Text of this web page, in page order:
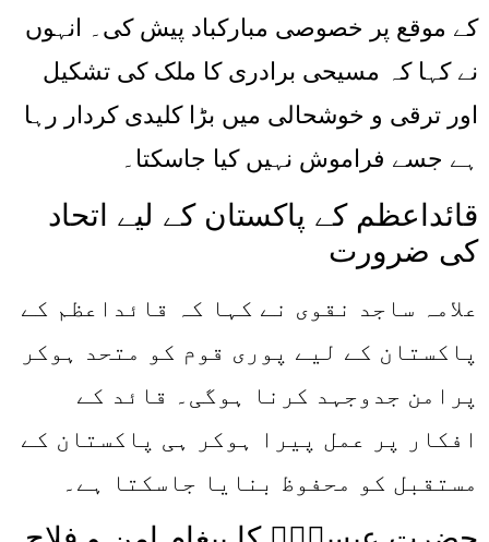
کے موقع پر خصوصی مبارکباد پیش کی۔ انہوں
نے کہا کہ مسیحی برادری کا ملک کی تشکیل
اور ترقی و خوشحالی میں بڑا کلیدی کردار رہا
ہے جسے فراموش نہیں کیا جاسکتا۔
قائداعظم کے پاکستان کے لیے اتحاد
کی ضرورت
علامہ ساجد نقوی نے کہا کہ قائداعظم کے
پاکستان کے لیے پوری قوم کو متحد ہوکر
پرامن جدوجہد کرنا ہوگی۔ قائد کے
افکار پر عمل پیرا ہوکر ہی پاکستان کے
مستقبل کو محفوظ بنایا جاسکتا ہے۔